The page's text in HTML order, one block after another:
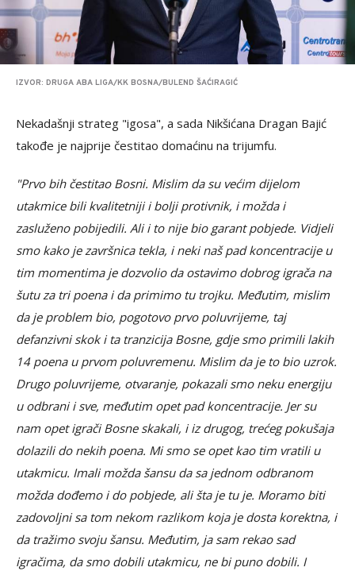
IZVOR: DRUGA ABA LIGA/KK BOSNA/BULEND ŠAĆIRAGIĆ
Nekadašnji strateg "igosa", a sada Nikšićana Dragan Bajić
takođe je najprije čestitao domaćinu na trijumfu.
"Prvo bih čestitao Bosni. Mislim da su većim dijelom
utakmice bili kvalitetniji i bolji protivnik, i možda i
zasluženo pobijedili. Ali i to nije bio garant pobjede. Vidjeli
smo kako je završnica tekla, i neki naš pad koncentracije u
tim momentima je dozvolio da ostavimo dobrog igrača na
šutu za tri poena i da primimo tu trojku. Međutim, mislim
da je problem bio, pogotovo prvo poluvrijeme, taj
defanzivni skok i ta tranzicija Bosne, gdje smo primili lakih
14 poena u prvom poluvremenu. Mislim da je to bio uzrok.
Drugo poluvrijeme, otvaranje, pokazali smo neku energiju
u odbrani i sve, međutim opet pad koncentracije. Jer su
nam opet igrači Bosne skakali, i iz drugog, trećeg pokušaja
dolazili do nekih poena. Mi smo se opet kao tim vratili u
utakmicu. Imali možda šansu da sa jednom odbranom
možda dođemo i do pobjede, ali šta je tu je. Moramo biti
zadovoljni sa tom nekom razlikom koja je dosta korektna, i
da tražimo svoju šansu. Međutim, ja sam rekao sad
igračima, da smo dobili utakmicu, ne bi puno dobili. I